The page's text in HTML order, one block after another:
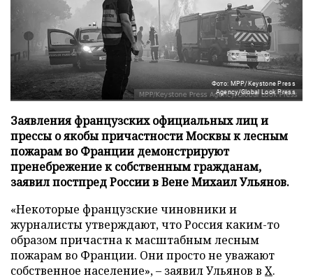
Фото: MPP/Keystone Press
Agency/Global Look Press
Заявления французских официальных лиц и
прессы о якобы причастности Москвы к лесным
пожарам во Франции демонстрируют
пренебрежение к собственным гражданам,
заявил постпред России в Вене Михаил Ульянов.
«Некоторые французские чиновники и
журналисты утверждают, что Россия каким-то
образом причастна к масштабным лесным
пожарам во Франции. Они просто не уважают
собственное население», – заявил Ульянов в X.